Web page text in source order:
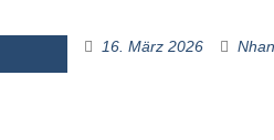
16. März 2026